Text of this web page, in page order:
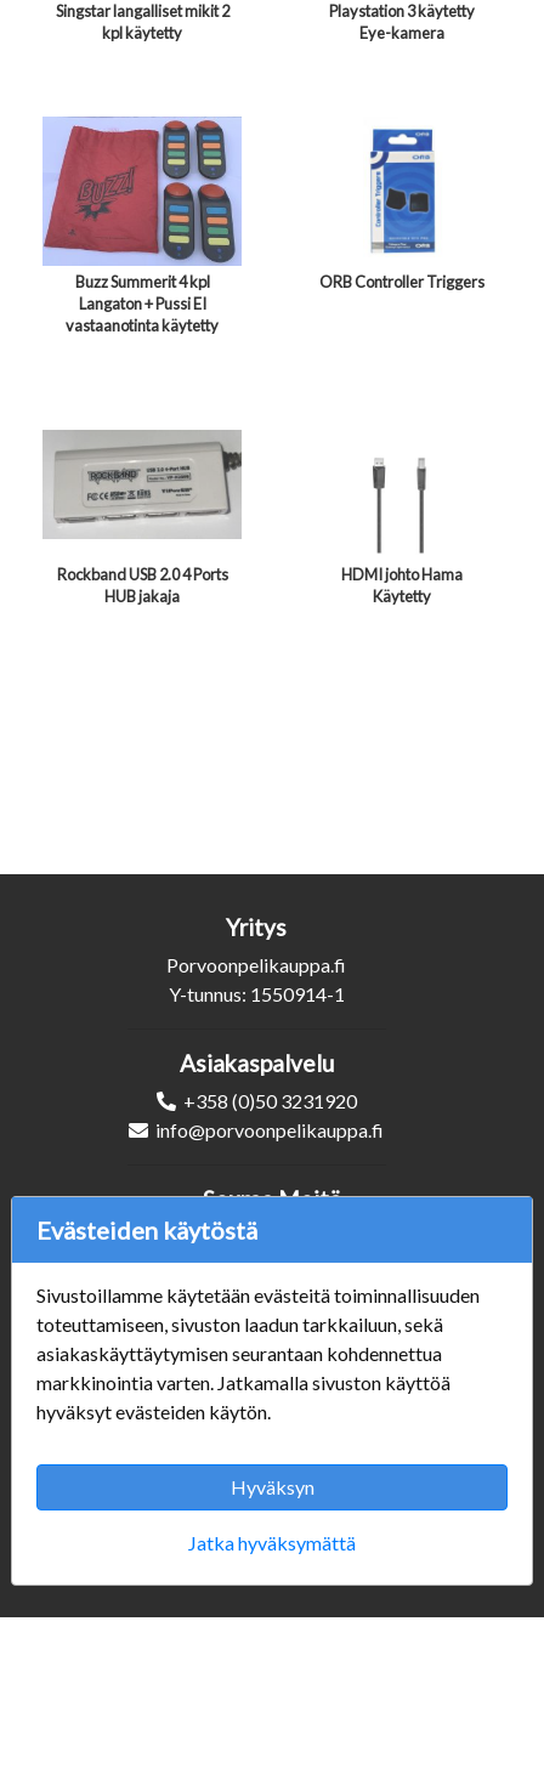
Singstar langalliset mikit 2
kpl käytetty
Playstation 3 käytetty
Eye-kamera
Buzz Summerit 4 kpl
Langaton + Pussi EI
vastaanotinta käytetty
ORB Controller Triggers
Rockband USB 2.0 4 Ports
HUB jakaja
HDMI johto Hama
Käytetty
Yritys
Porvoonpelikauppa.fi
Y-tunnus: 1550914-1
Asiakaspalvelu
+358 (0)50 3231920
info@porvoonpelikauppa.fi
Verkkokauppa
#Yhteiskuntavastuu
#porvoonsithlord
Tilaus- ja toimitusehdot
Mannerheiminkatu 10
Aukioloajat:
Seuraa Meitä
Evästeiden käytöstä
Sivustoillamme käytetään evästeitä toiminnallisuuden
toteuttamiseen, sivuston laadun tarkkailuun, sekä
asiakaskäyttäytymisen seurantaan kohdennettua
markkinointia varten. Jatkamalla sivuston käyttöä
hyväksyt evästeiden käytön.
Hyväksyn
Jatka hyväksymättä